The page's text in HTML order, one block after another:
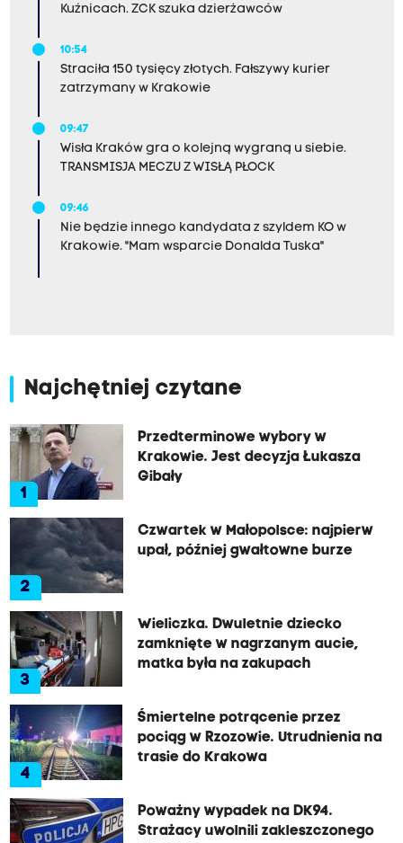
Kuźnicach. ZCK szuka dzierżawców
10:54
Straciła 150 tysięcy złotych. Fałszywy kurier
zatrzymany w Krakowie
09:47
Wisła Kraków gra o kolejną wygraną u siebie.
TRANSMISJA MECZU Z WISŁĄ PŁOCK
09:46
Nie będzie innego kandydata z szyldem KO w
Krakowie. "Mam wsparcie Donalda Tuska"
Najchętniej czytane
1
Przedterminowe wybory w
Krakowie. Jest decyzja Łukasza
Gibały
2
Czwartek w Małopolsce: najpierw
upał, później gwałtowne burze
3
Wieliczka. Dwuletnie dziecko
zamknięte w nagrzanym aucie,
matka była na zakupach
4
Śmiertelne potrącenie przez
pociąg w Rzozowie. Utrudnienia na
trasie do Krakowa
Poważny wypadek na DK94.
Strażacy uwolnili zakleszczonego